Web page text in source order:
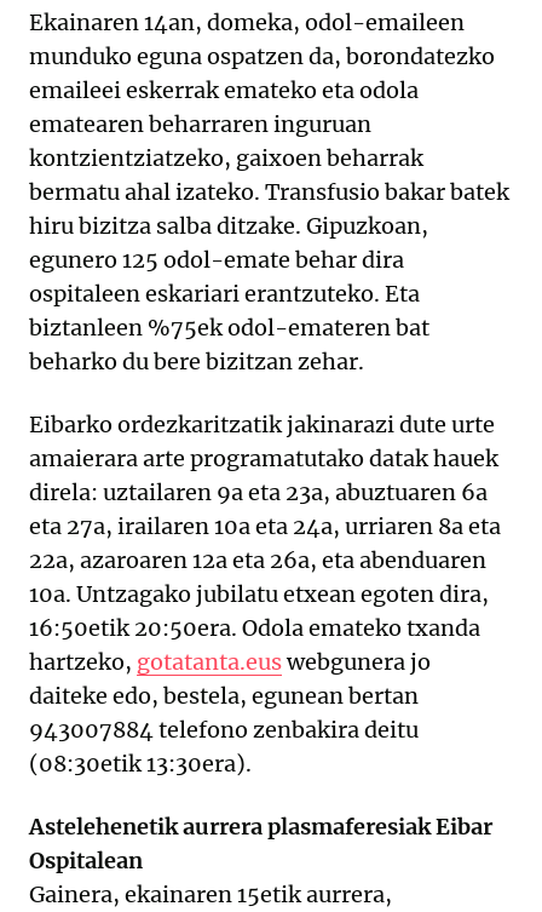
Ekainaren 14an, domeka, odol-emaileen
munduko eguna ospatzen da, borondatezko
emaileei eskerrak emateko eta odola
ematearen beharraren inguruan
kontzientziatzeko, gaixoen beharrak
bermatu ahal izateko. Transfusio bakar batek
hiru bizitza salba ditzake. Gipuzkoan,
egunero 125 odol-emate behar dira
ospitaleen eskariari erantzuteko. Eta
biztanleen %75ek odol-emateren bat
beharko du bere bizitzan zehar.
Eibarko ordezkaritzatik jakinarazi dute urte
amaierara arte programatutako datak hauek
direla: uztailaren 9a eta 23a, abuztuaren 6a
eta 27a, irailaren 10a eta 24a, urriaren 8a eta
22a, azaroaren 12a eta 26a, eta abenduaren
10a. Untzagako jubilatu etxean egoten dira,
16:50etik 20:50era. Odola emateko txanda
hartzeko, gotatanta.euswebgunera jo
daiteke edo, bestela, egunean bertan
943007884 telefono zenbakira deitu
(08:30etik 13:30era).
Astelehenetik aurrera plasmaferesiak Eibar
Ospitalean
Gainera, ekainaren 15etik aurrera,